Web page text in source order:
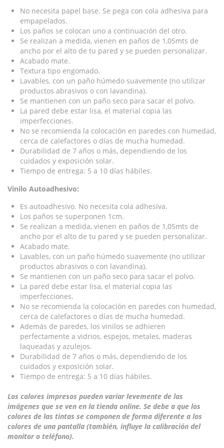
No necesita papel base. Se pega con cola adhesiva para
empapelados.
Los paños se colocan uno a continuación del otro.
Se realizan a medida, vienen en paños de 1,05mts de
ancho por el alto de tu pared y se pueden personalizar.
Acabado mate.
Textura tipo engomado.
Lavables, con un paño húmedo suavemente (no utilizar
productos abrasivos o con lavandina).
Se mantienen con un paño seco para sacar el polvo.
La pared debe estar lisa, el material copia las
imperfecciones.
No se recomienda la colocación en paredes con humedad,
cerca de calefactores o días de mucha humedad.
Durabilidad de 7 años o más, dependiendo de los
cuidados y exposición solar.
Tiempo de entrega: 5 a 10 días hábiles.
Vinilo Autoadhesivo:
Es autoadhesivo. No necesita cola adhesiva.
Los paños se superponen 1cm.
Se realizan a medida, vienen en paños de 1,05mts de
ancho por el alto de tu pared y se pueden personalizar.
Acabado mate.
Lavables, con un paño húmedo suavemente (no utilizar
productos abrasivos o con lavandina).
Se mantienen con un paño seco para sacar el polvo.
La pared debe estar lisa, el material copia las
imperfecciones.
No se recomienda la colocación en paredes con humedad,
cerca de calefactores o días de mucha humedad.
Además de paredes, los vinilos se adhieren
perfectamente a vidrios, espejos, metales, maderas
laqueadas y azulejos.
Durabilidad de 7 años o más, dependiendo de los
cuidados y exposición solar.
Tiempo de entrega: 5 a 10 días hábiles.
Los colores impresos pueden variar levemente de las
imágenes que se ven en la tienda online. Se debe a que los
colores de las tintas se componen de forma diferente a los
colores de una pantalla (también, influye la calibración del
monitor o teléfono).